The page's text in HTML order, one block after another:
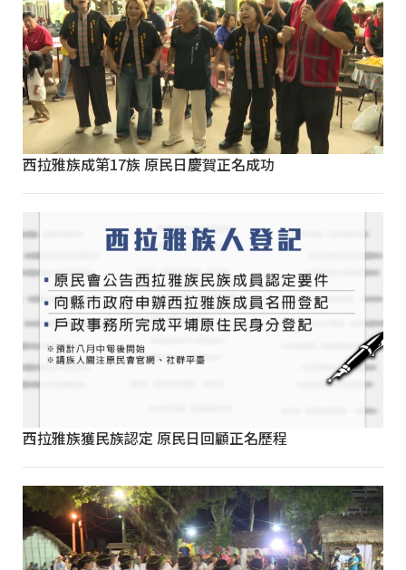
西拉雅族成第17族 原民日慶賀正名成功
西拉雅族獲民族認定 原民日回顧正名歷程